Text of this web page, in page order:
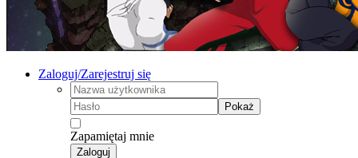
Zaloguj/Zarejestruj się
Pokaż
Zapamiętaj mnie
Zaloguj